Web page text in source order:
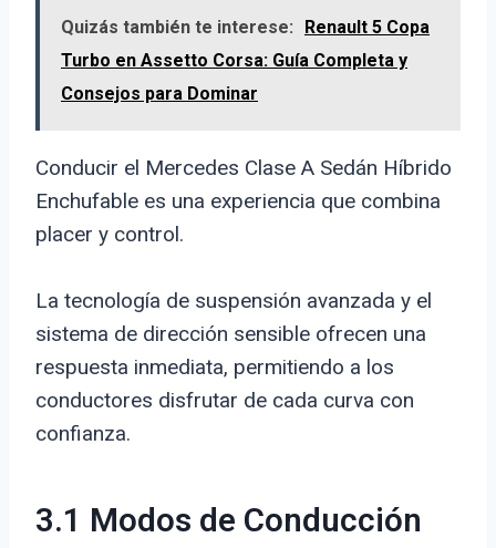
Quizás también te interese:
Renault 5 Copa
Turbo en Assetto Corsa: Guía Completa y
Consejos para Dominar
Conducir el Mercedes Clase A Sedán Híbrido
Enchufable es una experiencia que combina
placer y control.
La tecnología de suspensión avanzada y el
sistema de dirección sensible ofrecen una
respuesta inmediata, permitiendo a los
conductores disfrutar de cada curva con
confianza.
3.1 Modos de Conducción